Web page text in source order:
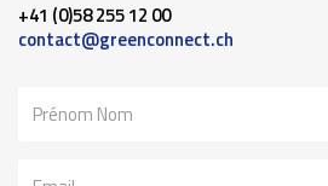
+41 (0)58 255 12 00
contact@greenconnect.ch